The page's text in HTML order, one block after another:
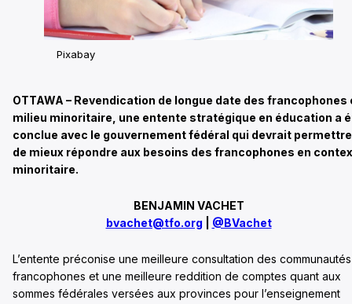
Pixabay
OTTAWA – Revendication de longue date des francophones
milieu minoritaire, une entente stratégique en éducation a
conclue avec le gouvernement fédéral qui devrait permettre
de mieux répondre aux besoins des francophones en
minoritaire.
BENJAMIN VACHET
bvachet@tfo.org
@BVachet
L’entente préconise une meilleure consultation des communautés
francophones et une meilleure reddition de comptes quant aux
sommes fédérales versées aux provinces pour l’enseignement